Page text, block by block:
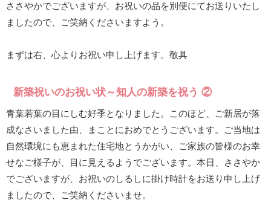
ささやかでございますが、お祝いの品を別便にてお送りいたし
ましたので、ご笑納くださいますよう。
まずは右、心よりお祝い申し上げます。敬具
新築祝いのお祝い状～知人の新築を祝う ②
青葉若葉の目にしむ好季となりました。このほど、ご新居が落
成なさいました由、まことにおめでとうございます。ご当地は
自然環境にも恵まれた住宅地とうかがい、ご家族の皆様のお幸
せなご様子が、目に見えるようでございます。本日、ささやか
でございますが、お祝いのしるしに掛け時計をお送り申し上げ
ましたので、ご笑納くださいませ。